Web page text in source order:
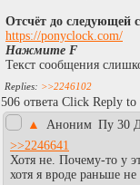
Отсчёт до следующей
https://ponyclock.com/
Нажмите F
Текст сообщения
>>2246102
506 ответа Click Reply to
▲
Аноним Пy 30
>>2246641
Хотя не. Почему-то у
хотя я вроде раньше не